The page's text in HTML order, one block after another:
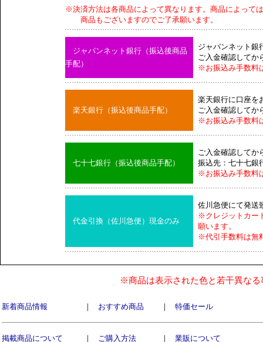
※決済方法は各商品によって異なります。商品によって
商品もございますのでご了承願います。
ジャパンネット銀行（振込後商品
手配）
ジャパンネット銀
ご入金確認してか
※お振込み手数料
楽天銀行（振込後商品手配）
楽天銀行に口座を
ご入金確認してか
※お振込み手数料
七十七銀行（振込後商品手配）
ご入金確認してか
振込先：七十七銀
※お振込み手数料
代金引換（佐川急便）現金のみ
佐川急便にて発送
※クレジットカー
願います。
※代引手数料は無
※商品は表示された色と若干異な
新着商品情報 ｜ おすすめ商品 ｜ 特価セール
掲載商品について ｜ ご購入方法 ｜ 業販について